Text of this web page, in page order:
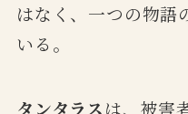
はなく、一つの物語
いる。
タンタラスは、被害